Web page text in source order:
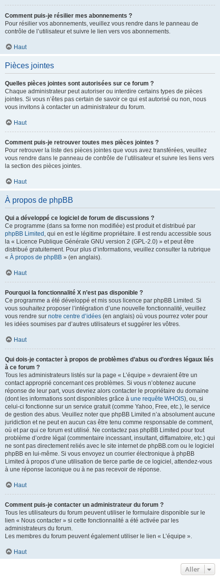
Comment puis-je résilier mes abonnements ?
Pour résilier vos abonnements, veuillez vous rendre dans le panneau de
contrôle de l’utilisateur et suivre le lien vers vos abonnements.
Haut
Pièces jointes
Quelles pièces jointes sont autorisées sur ce forum ?
Chaque administrateur peut autoriser ou interdire certains types de pièces
jointes. Si vous n’êtes pas certain de savoir ce qui est autorisé ou non, nous
vous invitons à contacter un administrateur du forum.
Haut
Comment puis-je retrouver toutes mes pièces jointes ?
Pour retrouver la liste des pièces jointes que vous avez transférées, veuillez
vous rendre dans le panneau de contrôle de l’utilisateur et suivre les liens vers
la section des pièces jointes.
Haut
À propos de phpBB
Qui a développé ce logiciel de forum de discussions ?
Ce programme (dans sa forme non modifiée) est produit et distribué par
phpBB Limited , qui en est le légitime propriétaire. Il est rendu accessible sous
la « Licence Publique Générale GNU version 2 (GPL-2.0) » et peut être
distribué gratuitement. Pour plus d’informations, veuillez consulter la rubrique
« À propos de phpBB » (en anglais).
Haut
Pourquoi la fonctionnalité X n’est pas disponible ?
Ce programme a été développé et mis sous licence par phpBB Limited. Si
vous souhaitez proposer l’intégration d’une nouvelle fonctionnalité, veuillez
vous rendre sur notre centre d’idées (en anglais) où vous pourrez voter pour
les idées soumises par d’autres utilisateurs et suggérer les vôtres.
Haut
Qui dois-je contacter à propos de problèmes d’abus ou d’ordres légaux liés
à ce forum ?
Tous les administrateurs listés sur la page « L’équipe » devraient être un
contact approprié concernant ces problèmes. Si vous n’obtenez aucune
réponse de leur part, vous devriez alors contacter le propriétaire du domaine
(dont les informations sont disponibles grâce à une requête WHOIS), ou, si
celui-ci fonctionne sur un service gratuit (comme Yahoo, Free, etc.), le service
de gestion des abus. Veuillez noter que phpBB Limited n’a absolument aucune
juridiction et ne peut en aucun cas être tenu comme responsable de comment,
où et par qui ce forum est utilisé. Ne contactez pas phpBB Limited pour tout
problème d’ordre légal (commentaire incessant, insultant, diffamatoire, etc.) qui
ne sont pas directement reliés avec le site internet de phpBB.com ou le logiciel
phpBB en lui-même. Si vous envoyez un courrier électronique à phpBB
Limited à propos d’une utilisation de tierce partie de ce logiciel, attendez-vous
à une réponse laconique ou à ne pas recevoir de réponse.
Haut
Comment puis-je contacter un administrateur du forum ?
Tous les utilisateurs du forum peuvent utiliser le formulaire disponible sur le
lien « Nous contacter » si cette fonctionnalité a été activée par les
administrateurs du forum.
Les membres du forum peuvent également utiliser le lien « L’équipe ».
Haut
Aller